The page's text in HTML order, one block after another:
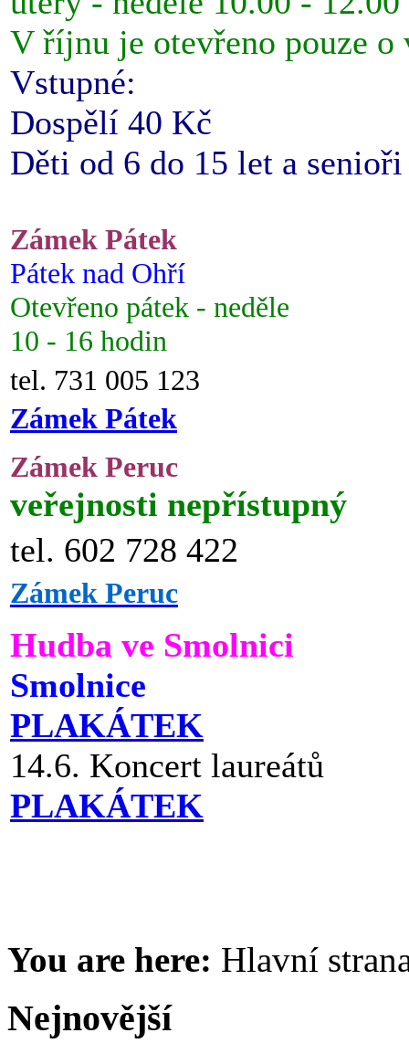
V říjnu je otevřeno pouze o
Vstupné:
Dospělí 40 Kč
Děti od 6 do 15 let a
Zámek Pátek
Pátek nad Ohří
Otevřeno pátek - neděle
10 - 16 hodin
tel. 731 005 123
Zámek Pátek
Zámek Peruc
veřejnosti nepřístupný
tel. 602 728 422
Zámek Peruc
Hudba ve Smolnici
Smolnice
PLAKÁTEK
14.6. Koncert laureátů
PLAKÁTEK
You are here: Hlavní
Nejnovější